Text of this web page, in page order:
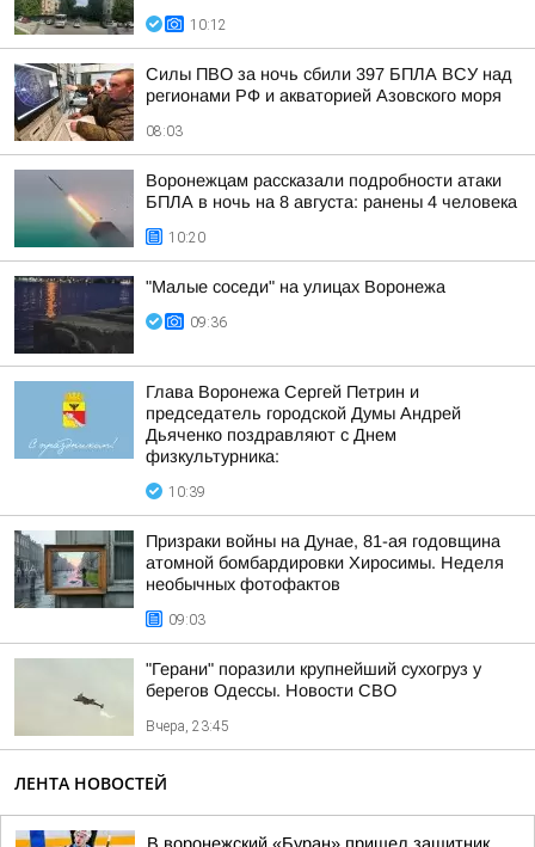
10:12
Силы ПВО за ночь сбили 397 БПЛА ВСУ над
регионами РФ и акваторией Азовского моря
08:03
Воронежцам рассказали подробности атаки
БПЛА в ночь на 8 августа: ранены 4 человека
10:20
"Малые соседи" на улицах Воронежа
09:36
Глава Воронежа Сергей Петрин и
председатель городской Думы Андрей
Дьяченко поздравляют с Днем
физкультурника:
10:39
Призраки войны на Дунае, 81-ая годовщина
атомной бомбардировки Хиросимы. Неделя
необычных фотофактов
09:03
"Герани" поразили крупнейший сухогруз у
берегов Одессы. Новости СВО
Вчера, 23:45
ЛЕНТА НОВОСТЕЙ